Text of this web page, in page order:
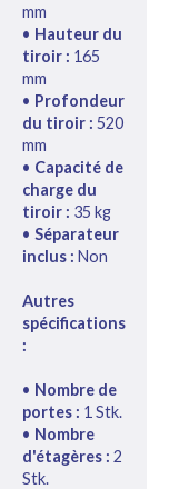
mm
• Hauteur du
tiroir : 165
mm
• Profondeur
du tiroir : 520
mm
• Capacité de
charge du
tiroir : 35 kg
• Séparateur
inclus : Non
Autres
spécifications
:
• Nombre de
portes : 1 Stk.
• Nombre
d'étagères : 2
Stk.